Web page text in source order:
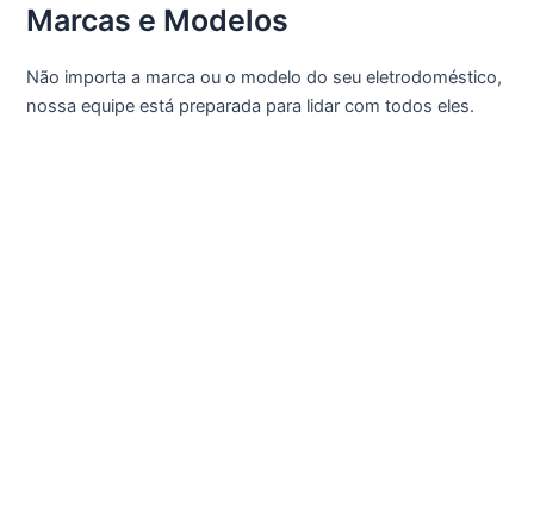
Marcas e Modelos
Não importa a marca ou o modelo do seu eletrodoméstico,
nossa equipe está preparada para lidar com todos eles.